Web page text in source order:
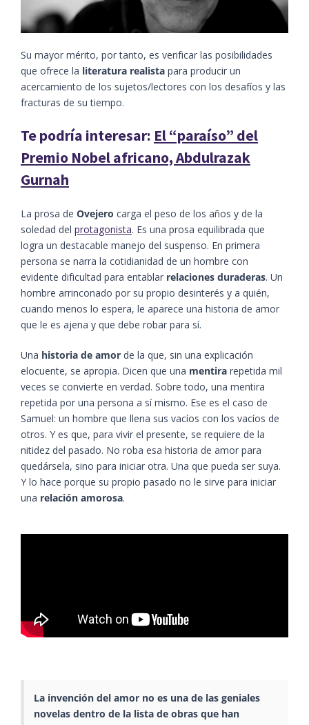
Su mayor mérito, por tanto, es verificar las posibilidades
que ofrece la literatura realista para producir un
acercamiento de los sujetos/lectores con los desafíos y las
fracturas de su tiempo.
Te podría interesar: El “paraíso” del
Premio Nobel africano, Abdulrazak
Gurnah
La prosa de Ovejero carga el peso de los años y de la
soledad del protagonista. Es una prosa equilibrada que
logra un destacable manejo del suspenso. En primera
persona se narra la cotidianidad de un hombre con
evidente dificultad para entablar relaciones duraderas. Un
hombre arrinconado por su propio desinterés y a quién,
cuando menos lo espera, le aparece una historia de amor
que le es ajena y que debe robar para sí.
Una historia de amor de la que, sin una explicación
elocuente, se apropia. Dicen que una mentira repetida mil
veces se convierte en verdad. Sobre todo, una mentira
repetida por una persona a sí mismo. Ese es el caso de
Samuel: un hombre que llena sus vacíos con los vacíos de
otros. Y es que, para vivir el presente, se requiere de la
nitidez del pasado. No roba esa historia de amor para
quedársela, sino para iniciar otra. Una que pueda ser suya.
Y lo hace porque su propio pasado no le sirve para iniciar
una relación amorosa.
La invención del amor no es una de las geniales
novelas dentro de la lista de obras que han